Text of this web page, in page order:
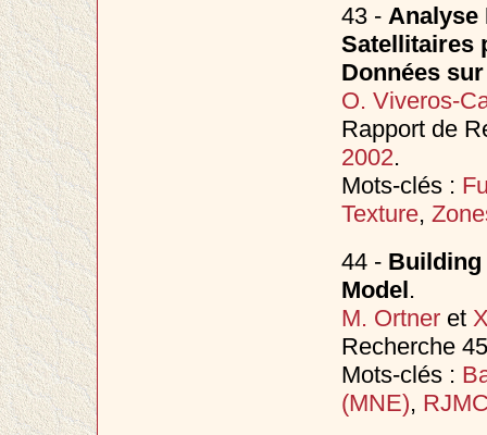
43 - Analyse
Satellitaires
Données
O. Viveros-
Rapport de
2002.
Mots-clés :
Texture,
44 -
Model.
M. Ortneret
Recherche
Mots-clés :
(MNE),